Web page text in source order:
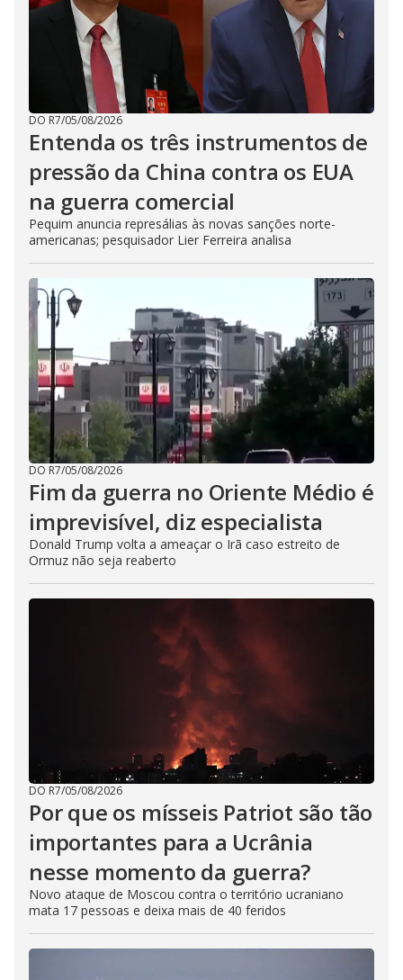
DO R7/05/08/2026
Entenda os três instrumentos de
pressão da China contra os EUA
na guerra comercial
Pequim anuncia represálias às novas sanções norte-
americanas; pesquisador Lier Ferreira analisa
DO R7/05/08/2026
Fim da guerra no Oriente Médio é
imprevisível, diz especialista
Donald Trump volta a ameaçar o Irã caso estreito de
Ormuz não seja reaberto
DO R7/05/08/2026
Por que os mísseis Patriot são tão
importantes para a Ucrânia
nesse momento da guerra?
Novo ataque de Moscou contra o território ucraniano
mata 17 pessoas e deixa mais de 40 feridos